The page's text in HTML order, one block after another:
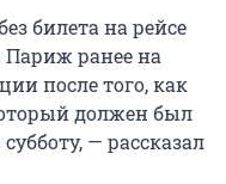
билета на рейсе
ранее на
после того, как
должен был
— рассказал